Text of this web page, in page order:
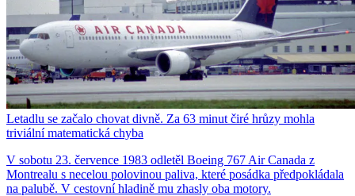
Letadlu se začalo chovat divně. Za 63 minut čiré hrůzy mohla
triviální matematická chyba
V sobotu 23. července 1983 odletěl Boeing 767 Air Canada z
Montrealu s necelou polovinou paliva, které posádka předpokládala
na palubě. V cestovní hladině mu zhasly oba motory.